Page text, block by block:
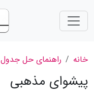
خانه راهنمای حل جدول
پیشوای مذهبی